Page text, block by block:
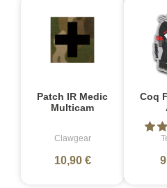
Patch IR Medic
Multicam
Clawgear
10,90 €
Coq